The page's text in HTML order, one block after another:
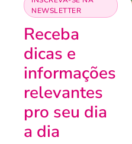
NEWSLETTER
Receba
dicas e
informações
relevantes
pro seu dia
a dia